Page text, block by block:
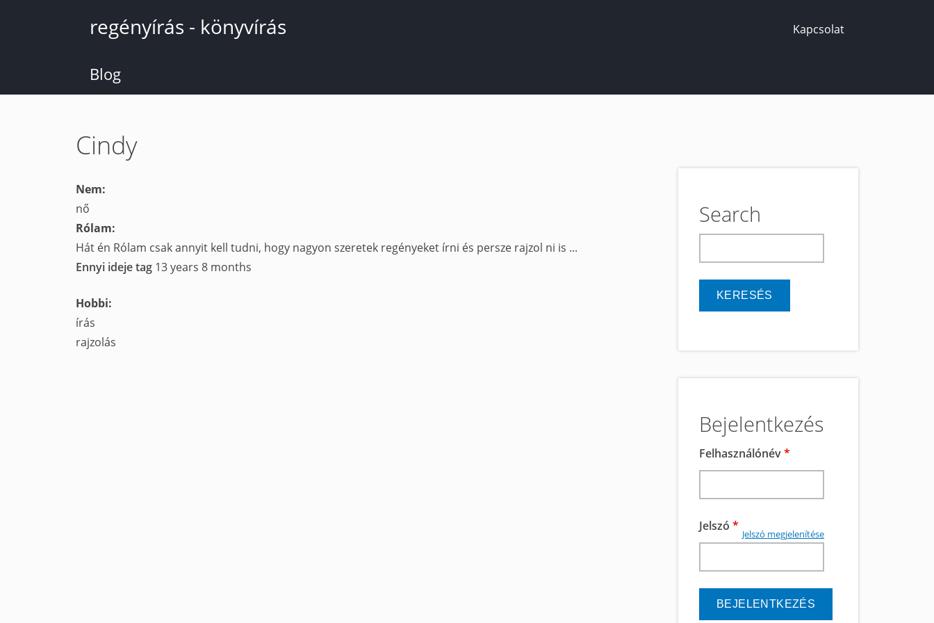
regényírás - könyvírás Kapcsolat
Blog
Cindy
Nem:
nő
Rólam:
Hát én Rólam csak annyit kell tudni, hogy nagyon szeretek regényeket írni és persze rajzol ni is ...
Ennyi ideje tag 13 years 8 months
Hobbi:
írás
rajzolás
Search
Bejelentkezés
Felhasználónév*
Jelszó *
Jelszó megjelenítése